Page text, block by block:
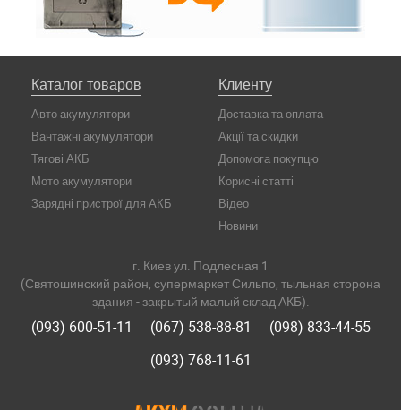
Каталог товаров
Авто акумулятори
Вантажні акумулятори
Тягові АКБ
Мото акумулятори
Зарядні пристрої для АКБ
Клиенту
Доставка та оплата
Акції та скидки
Допомога покупцю
Корисні статті
Відео
Новини
г. Киев ул. Подлесная 1
(Святошинский район, супермаркет Сильпо, тыльная сторона
здания - закрытый малый склад АКБ).
(093) 600-51-11 (067) 538-88-81
(098) 833-44-55
(093) 768-11-61